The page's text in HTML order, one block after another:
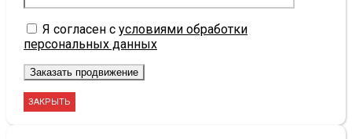
Я согласен с условиями обработки
персональных данных
ЗАКРЫТЬ